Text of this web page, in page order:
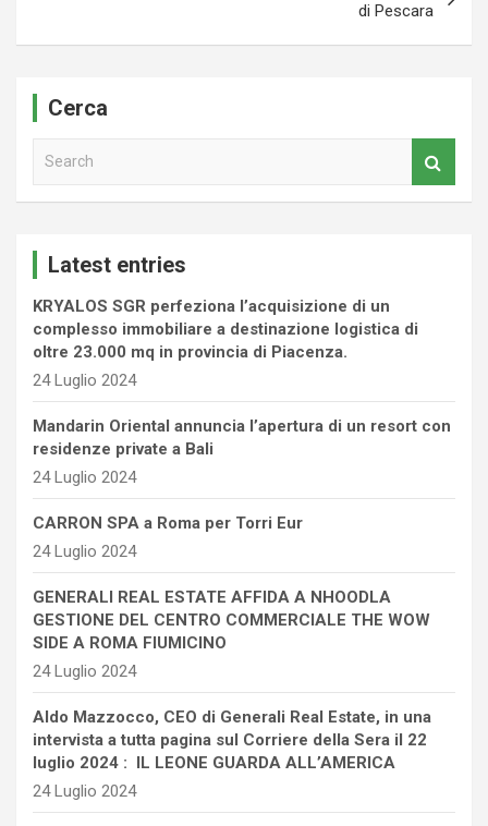
di Pescara
Cerca
Latest entries
KRYALOS SGR perfeziona l’acquisizione di un
complesso immobiliare a destinazione logistica di
oltre 23.000 mq in provincia di Piacenza.
24 Luglio 2024
Mandarin Oriental annuncia l’apertura di un resort con
residenze private a Bali
24 Luglio 2024
CARRON SPA a Roma per Torri Eur
24 Luglio 2024
GENERALI REAL ESTATE AFFIDA A NHOODLA
GESTIONE DEL CENTRO COMMERCIALE THE WOW
SIDE A ROMA FIUMICINO
24 Luglio 2024
Aldo Mazzocco, CEO di Generali Real Estate, in una
intervista a tutta pagina sul Corriere della Sera il 22
luglio 2024 : IL LEONE GUARDA ALL’AMERICA
24 Luglio 2024